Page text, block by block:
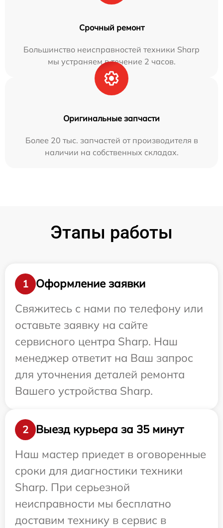
Срочный ремонт
Большинство неисправностей техники Sharp
мы устраняем в течение 2 часов.
Оригинальные запчасти
Более 20 тыс. запчастей от производителя в
наличии на собственных складах.
Этапы работы
1
Оформление заявки
Свяжитесь с нами по телефону или
оставьте заявку на сайте
сервисного центра Sharp. Наш
менеджер ответит на Ваш запрос
для уточнения деталей ремонта
Вашего устройства Sharp.
2
Выезд курьера за 35 минут
Наш мастер приедет в оговоренные
сроки для диагностики техники
Sharp. При серьезной
неисправности мы бесплатно
доставим технику в сервис в